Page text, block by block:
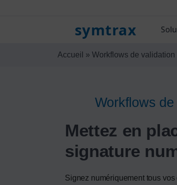
symtrax
Accueil » Workflows de validation
Workflows
Mettez en
signature
Signez numériquement tous